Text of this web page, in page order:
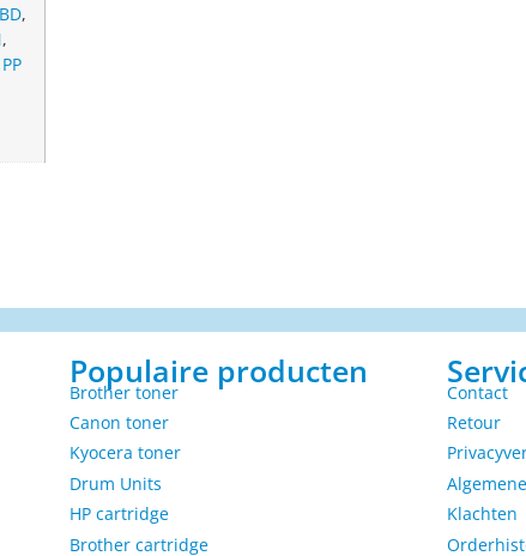
,
,
Populaire producten
Brother toner
Canon toner
Kyocera toner
Drum Units
HP cartridge
Brother cartridge
Contact
Retour
Klachten